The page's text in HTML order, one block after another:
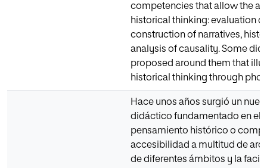
competencies that allow the
historical thinking: evaluation
construction of narratives,
analysis of causality. Some
proposed around them that
historical thinking through
Hace unos años surgió un
didáctico fundamentado en el
pensamiento histórico o
accesibilidad a multitud de
de diferentes ámbitos y la